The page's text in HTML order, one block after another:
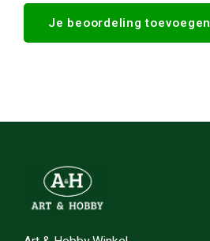
Je beoordeling toevoegen